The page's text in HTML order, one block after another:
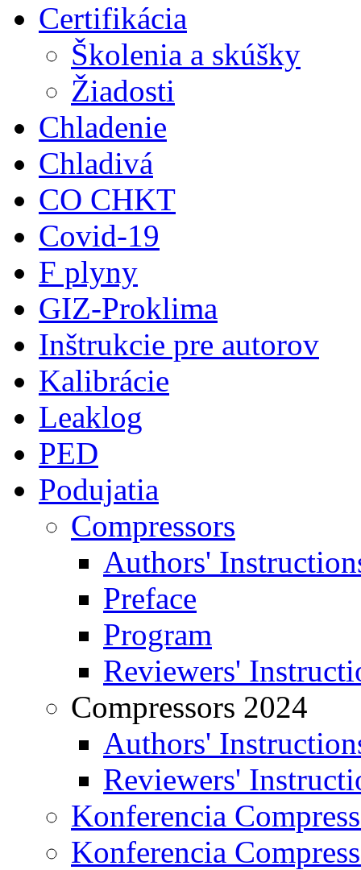
Certifikácia
Školenia a skúšky
Žiadosti
Chladenie
Chladivá
CO CHKT
Covid-19
F plyny
GIZ-Proklima
Inštrukcie pre autorov
Kalibrácie
Leaklog
PED
Podujatia
Compressors
Authors'
Preface
Program
Reviewers'
Compressors 2024
Authors'
Reviewers'
Konferencia
Konferencia